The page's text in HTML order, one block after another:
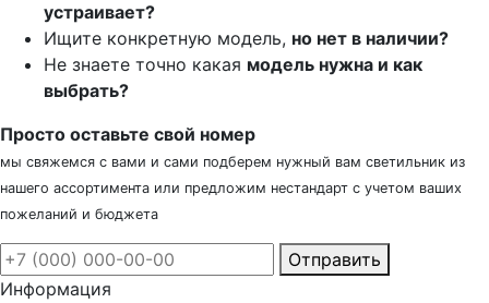
устраивает?
Ищите конкретную модель, но нет в наличии?
Не знаете точно какая модель нужна и как
выбрать?
Просто оставьте свой номер
мы свяжемся с вами и сами подберем нужный вам светильник из
нашего ассортимента или предложим нестандарт с учетом ваших
пожеланий и бюджета
Отправить
Информация